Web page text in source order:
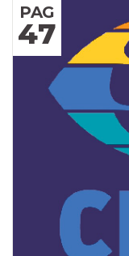
PAG
47